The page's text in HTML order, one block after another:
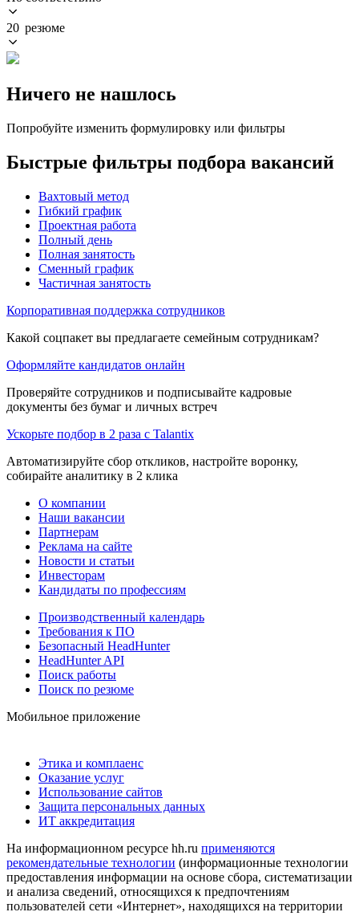
20 резюме
Ничего не нашлось
Попробуйте изменить формулировку или фильтры
Быстрые фильтры подбора вакансий
Вахтовый метод
Гибкий график
Проектная работа
Полный день
Полная занятость
Сменный график
Частичная занятость
Корпоративная поддержка сотрудников
Какой соцпакет вы предлагаете семейным сотрудникам?
Оформляйте кандидатов онлайн
Проверяйте сотрудников и подписывайте кадровые
документы без бумаг и личных встреч
Ускорьте подбор в 2 раза с Talantix
Автоматизируйте сбор откликов, настройте воронку,
собирайте аналитику в 2 клика
О компании
Наши вакансии
Партнерам
Реклама на сайте
Новости и статьи
Инвесторам
Кандидаты по профессиям
Производственный календарь
Требования к ПО
Безопасный HeadHunter
HeadHunter API
Поиск работы
Поиск по резюме
Мобильное приложение
Этика и комплаенс
Оказание услуг
Использование сайтов
Защита персональных данных
ИТ аккредитация
На информационном ресурсе hh.ru применяются
рекомендательные технологии (информационные технологии
предоставления информации на основе сбора, систематизации
и анализа сведений, относящихся к предпочтениям
пользователей сети «Интернет», находящихся на территории